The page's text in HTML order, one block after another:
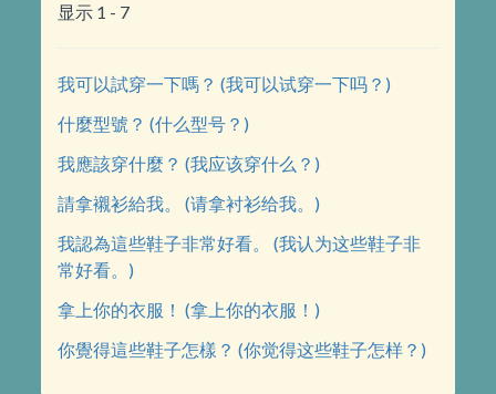
显示 1 - 7
我可以試穿一下嗎？ (我可以试穿一下吗？)
什麼型號？ (什么型号？)
我應該穿什麼？ (我应该穿什么？)
請拿襯衫給我。 (请拿衬衫给我。)
我認為這些鞋子非常好看。 (我认为这些鞋子非
常好看。)
拿上你的衣服！ (拿上你的衣服！)
你覺得這些鞋子怎樣？ (你觉得这些鞋子怎样？)